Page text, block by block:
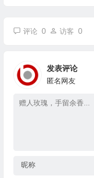
评论 0 访客 0
发表评论
匿名网友
昵称